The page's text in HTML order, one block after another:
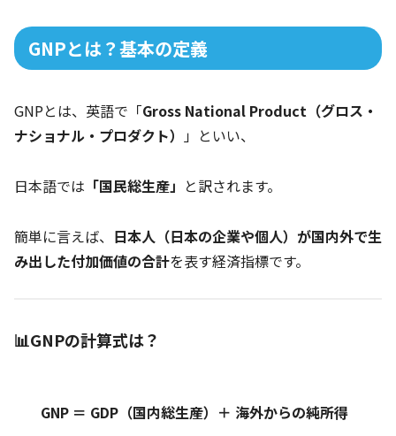
GNPとは？基本の定義
GNPとは、英語で「Gross National Product（グロス・
ナショナル・プロダクト） 」といい、
日本語では 「国民総生産」 と訳されます。
簡単に言えば、 日本人（日本の企業や個人）が国内外で生
み出した付加価値の合計を表す経済指標です。
📊GNPの計算式は？
GNP ＝ GDP（国内総生産）＋ 海外からの純所得